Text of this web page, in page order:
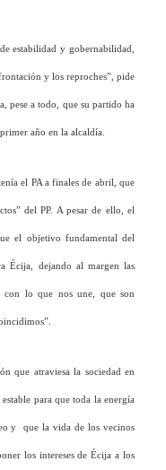
estabilidad y gobernabilidad,
y los reproches”, pide
pese a todo, que su partido ha
año en la alcaldía.
el PA a finales de abril, que
del PP. A pesar de ello, el
el objetivo fundamental del
Écija, dejando al margen las
con lo que nos une, que son
que atraviesa la sociedad en
para que toda la energía
y que la vida de los vecinos
los intereses de Écija a los